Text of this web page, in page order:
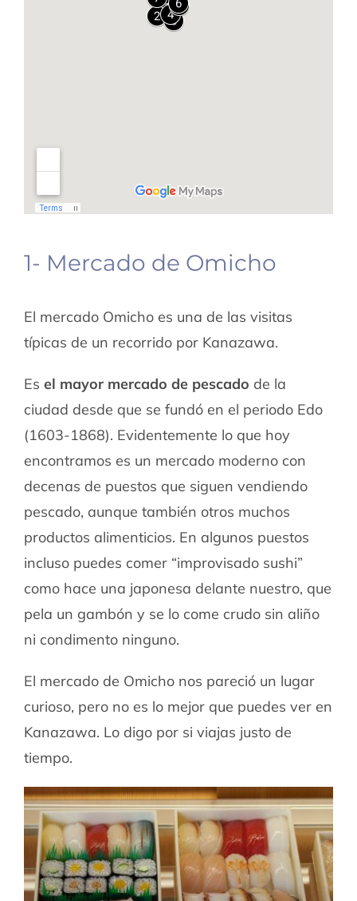
1- Mercado de Omicho
El mercado Omicho es una de las visitas
típicas de un recorrido por Kanazawa.
Es el mayor mercado de pescado de la
ciudad desde que se fundó en el periodo Edo
(1603-1868). Evidentemente lo que hoy
encontramos es un mercado moderno con
decenas de puestos que siguen vendiendo
pescado, aunque también otros muchos
productos alimenticios. En algunos puestos
incluso puedes comer “improvisado sushi”
como hace una japonesa delante nuestro, que
pela un gambón y se lo come crudo sin aliño
ni condimento ninguno.
El mercado de Omicho nos pareció un lugar
curioso, pero no es lo mejor que puedes ver en
Kanazawa. Lo digo por si viajas justo de
tiempo.